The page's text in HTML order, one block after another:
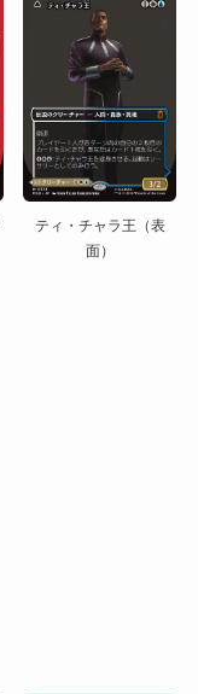
ティ・チャラ王（表
面）